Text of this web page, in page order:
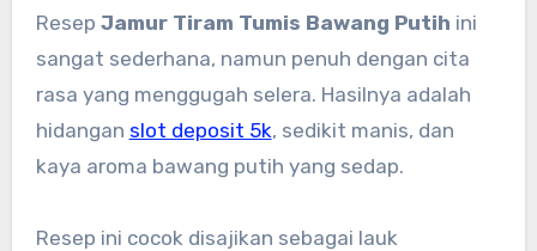
Resep Jamur Tiram Tumis Bawang Putih ini
sangat sederhana, namun penuh dengan cita
rasa yang menggugah selera. Hasilnya adalah
hidangan slot deposit 5k, sedikit manis, dan
kaya aroma bawang putih yang sedap.
Resep ini cocok disajikan sebagai lauk